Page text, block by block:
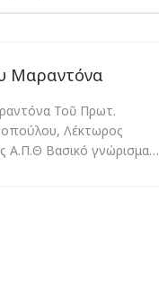
Μαραντόνα
Τοῦ Πρωτ.
Λέκτωρος
Α.Π.Θ Βασικό γνώρισμα…